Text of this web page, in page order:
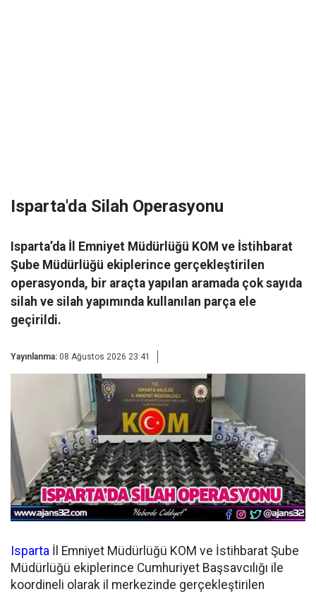
Isparta'da Silah Operasyonu
Isparta’da İl Emniyet Müdürlüğü KOM ve İstihbarat
Şube Müdürlüğü ekiplerince gerçekleştirilen
operasyonda, bir araçta yapılan aramada çok sayıda
silah ve silah yapımında kullanılan parça ele
geçirildi.
Yayınlanma: 08 Ağustos 2026 23:41
Isparta İl Emniyet Müdürlüğü KOM ve İstihbarat Şube
Müdürlüğü ekiplerince Cumhuriyet Başsavcılığı ile
koordineli olarak il merkezinde gerçekleştirilen